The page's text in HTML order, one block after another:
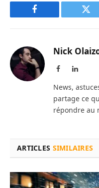
Facebook
Nick
Facebook
News,
partage ce
répondre au
ARTICLES SIMILAIRES